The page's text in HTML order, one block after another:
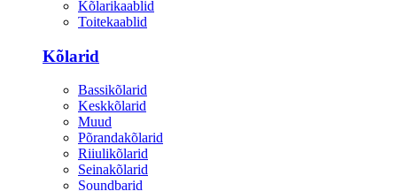
Kõlarikaablid
Toitekaablid
Kõlarid
Bassikõlarid
Keskkõlarid
Muud
Põrandakõlarid
Riiulikõlarid
Seinakõlarid
Soundbarid